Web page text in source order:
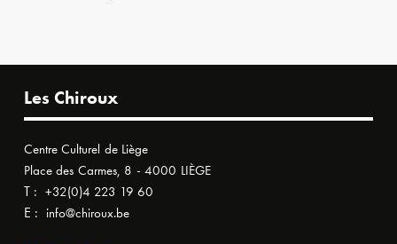
Les Chiroux
Centre Culturel de Liège
Place des Carmes, 8 - 4000 LIÈGE
T : +32(0)4 223 19 60
E : info@chiroux.be